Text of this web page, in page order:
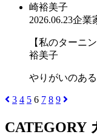
2026.06.23企業
【私のターニ
裕美子
やりがいのあ
3 4 5 6 7 8 9
CATEGORY